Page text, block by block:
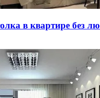
в квартире без